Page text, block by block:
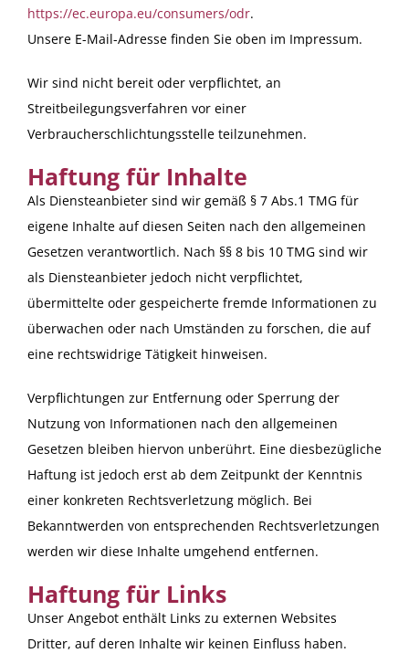
https://ec.europa.eu/consumers/odr.
Unsere E-Mail-Adresse finden Sie oben im Impressum.
Wir sind nicht bereit oder verpflichtet, an
Streitbeilegungsverfahren vor einer
Verbraucherschlichtungsstelle teilzunehmen.
Haftung für Inhalte
Als Diensteanbieter sind wir gemäß § 7 Abs.1 TMG für
eigene Inhalte auf diesen Seiten nach den allgemeinen
Gesetzen verantwortlich. Nach §§ 8 bis 10 TMG sind wir
als Diensteanbieter jedoch nicht verpflichtet,
übermittelte oder gespeicherte fremde Informationen zu
überwachen oder nach Umständen zu forschen, die auf
eine rechtswidrige Tätigkeit hinweisen.
Verpflichtungen zur Entfernung oder Sperrung der
Nutzung von Informationen nach den allgemeinen
Gesetzen bleiben hiervon unberührt. Eine diesbezügliche
Haftung ist jedoch erst ab dem Zeitpunkt der Kenntnis
einer konkreten Rechtsverletzung möglich. Bei
Bekanntwerden von entsprechenden Rechtsverletzungen
werden wir diese Inhalte umgehend entfernen.
Haftung für Links
Unser Angebot enthält Links zu externen Websites
Dritter, auf deren Inhalte wir keinen Einfluss haben.